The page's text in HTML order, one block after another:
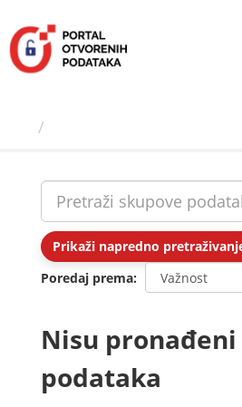
sadržaj
Prikaži napredno
Poredaj prema
Nisu
podataka